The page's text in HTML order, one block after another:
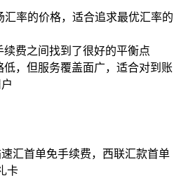
汇率的价格，适合追求最优汇率的
续费之间找到了很好的平衡点
低，但服务覆盖面广，适合对到账
速汇首单免手续费，西联汇款首单
卡